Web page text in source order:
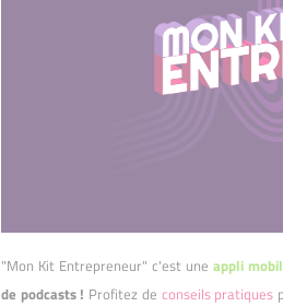
"Mon Kit Entrepreneur" c'est une appli
de podcasts ! Profitez de conseils pratiques